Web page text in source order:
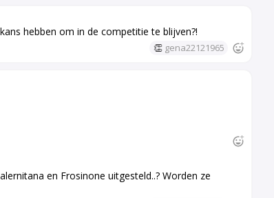
hebben om in de competitie te blijven?!
👏 gena22121965
en Frosinone uitgesteld..? Worden ze